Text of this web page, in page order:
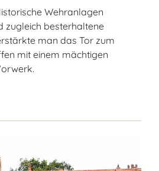
Wehranlagen
zugleich besterhaltene
man das Tor zum
mit einem mächtigen